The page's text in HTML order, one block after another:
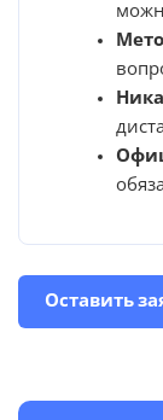
Оставить